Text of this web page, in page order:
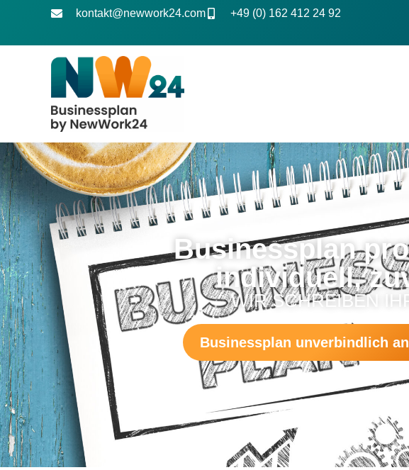
kontakt@newwork24.com +49 (0) 162 412 24 92
Businessplan
individuell,
WIR SCHREIBEN
Businessplan unverbindlich